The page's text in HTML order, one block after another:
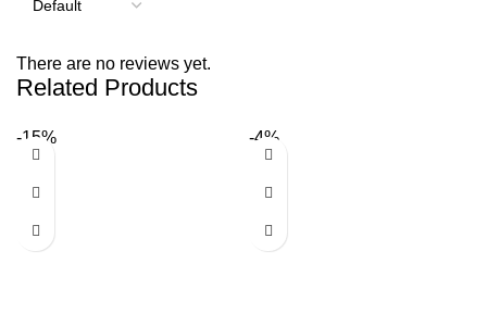
There are no reviews yet.
Related Products
-15% -4%